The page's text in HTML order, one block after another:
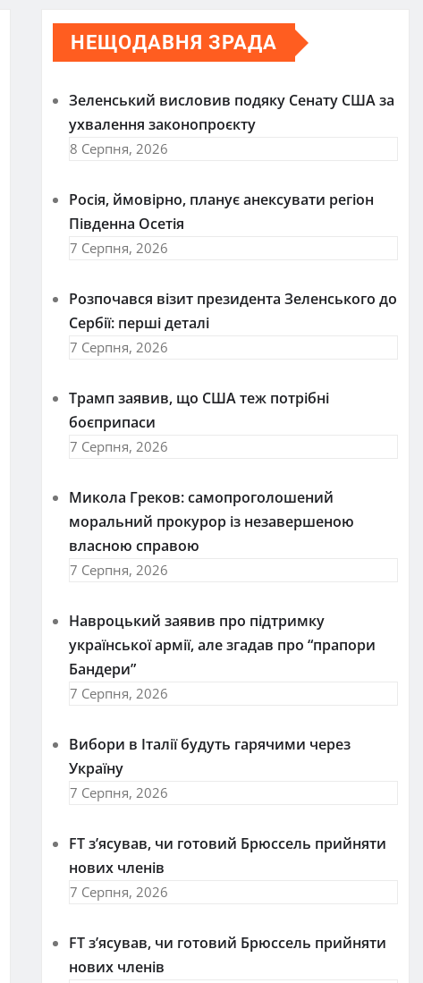
НЕЩОДАВНЯ ЗРАДА
Зеленський висловив подяку Сенату США за
ухвалення законопроєкту
8 Серпня, 2026
Росія, ймовірно, планує анексувати регіон
Південна Осетія
7 Серпня, 2026
Розпочався візит президента Зеленського до
Сербії: перші деталі
7 Серпня, 2026
Трамп заявив, що США теж потрібні
боєприпаси
7 Серпня, 2026
Микола Греков: самопроголошений
моральний прокурор із незавершеною
власною справою
7 Серпня, 2026
Навроцький заявив про підтримку
української армії, але згадав про “прапори
Бандери”
7 Серпня, 2026
Вибори в Італії будуть гарячими через
Україну
7 Серпня, 2026
FT зʼясував, чи готовий Брюссель прийняти
нових членів
7 Серпня, 2026
FT зʼясував, чи готовий Брюссель прийняти
нових членів